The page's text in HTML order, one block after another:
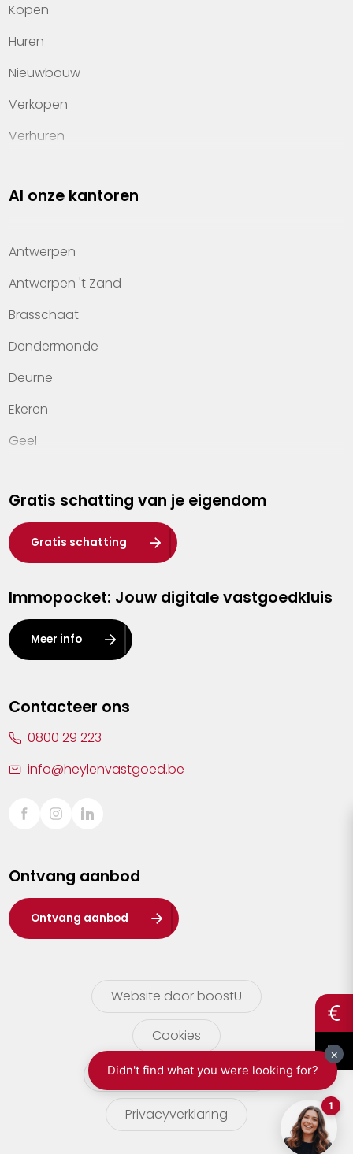
Kopen
Huren
Nieuwbouw
Verkopen
Verhuren
Property management
Kennis van wonen
Kantoren
Veelgestelde vragen
Werken bij Heylen Vastgoed
Contact
Al onze kantoren
Antwerpen
Antwerpen 't Zand
Brasschaat
Dendermonde
Deurne
Ekeren
Geel
Hasselt
Heist-op-den-Berg
Herentals
Kalmthout
Leuven
Lier
Sint-Truiden
Waasland
Wuustwezel
Zoersel
Gratis schatting van je eigendom
Gratis schatting
Immopocket: Jouw digitale vastgoedkluis
Meer info
Contacteer ons
0800 29 223
info@heylenvastgoed.be
Ontvang aanbod
Ontvang aanbod
Website door boostU
Cookies
gebruikersvoorwaarden
Privacyverklaring